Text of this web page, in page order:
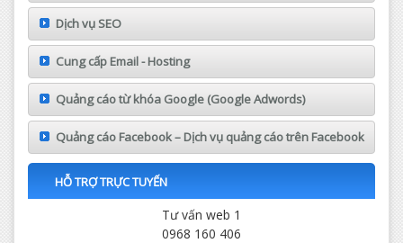
Dịch vụ SEO
Cung cấp Email - Hosting
Quảng cáo từ khóa Google (Google Adwords)
Quảng cáo Facebook – Dịch vụ quảng cáo trên Facebook
HỖ TRỢ TRỰC TUYẾN
Tư vấn web 1
0968 160 406